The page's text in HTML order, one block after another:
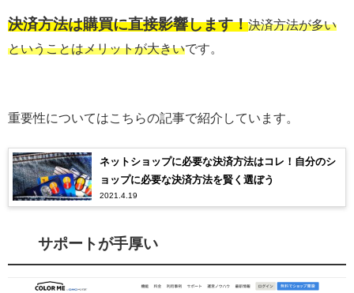
決済方法は購買に直接影響します！決済方法が多い
ということはメリットが大きいです。
重要性についてはこちらの記事で紹介しています。
ネットショップに必要な決済方法はコレ！自分のシ
ョップに必要な決済方法を賢く選ぼう
2021.4.19
サポートが手厚い